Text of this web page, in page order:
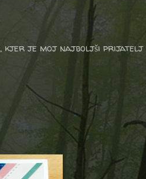
kjer je moj najboljši